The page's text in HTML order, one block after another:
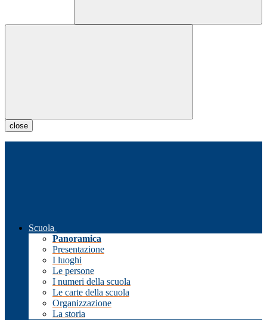
close
Scuola
Panoramica
Presentazione
I luoghi
Le persone
I numeri della scuola
Le carte della scuola
Organizzazione
La storia